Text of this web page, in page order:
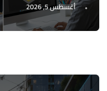
أغسطس 5, 2026